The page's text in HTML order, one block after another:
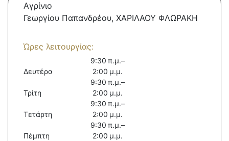
Αγρίνιο
Γεωργίου Παπανδρέου, ΧΑΡΙΛΑΟΥ ΦΛΩΡΑΚΗ
Ώρες λειτουργίας:
Δευτέρα
9:30 π.μ.–
2:00 μ.μ.
Τρίτη
9:30 π.μ.–
2:00 μ.μ.
Τετάρτη
9:30 π.μ.–
2:00 μ.μ.
Πέμπτη
9:30 π.μ.–
2:00 μ.μ.